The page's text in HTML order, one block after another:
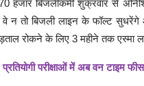
हजार बिजलीकर्मी शुक्रवार से
वे न तो बिजली लाइन के फॉल्ट
रोकने के लिए 3 महीने तक एस्मा
परीक्षाओं में अब वन टाइम फीस